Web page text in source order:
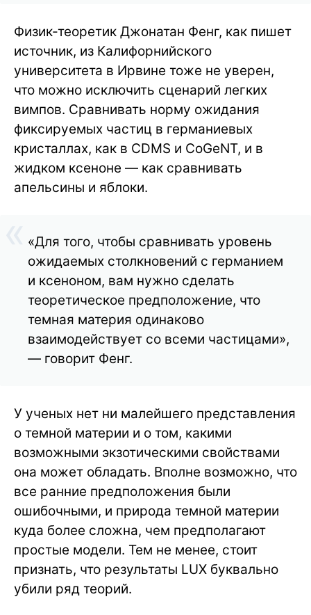
Физик-теоретик Джонатан Фенг, как пишет
источник, из Калифорнийского
университета в Ирвине тоже не уверен,
что можно исключить сценарий легких
вимпов. Сравнивать норму ожидания
фиксируемых частиц в германиевых
кристаллах, как в CDMS и CoGeNT, и в
жидком ксеноне — как сравнивать
апельсины и яблоки.
«Для того, чтобы сравнивать уровень
ожидаемых столкновений с германием
и ксеноном, вам нужно сделать
теоретическое предположение, что
темная материя одинаково
взаимодействует со всеми частицами»,
— говорит Фенг.
У ученых нет ни малейшего представления
о темной материи и о том, какими
возможными экзотическими свойствами
она может обладать. Вполне возможно, что
все ранние предположения были
ошибочными, и природа темной материи
куда более сложна, чем предполагают
простые модели. Тем не менее, стоит
признать, что результаты LUX буквально
убили ряд теорий.